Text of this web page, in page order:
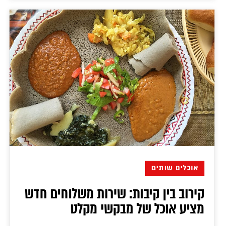
אוכלים שותים
קירוב בין קיבות: שירות משלוחים חדש
מציע אוכל של מבקשי מקלט